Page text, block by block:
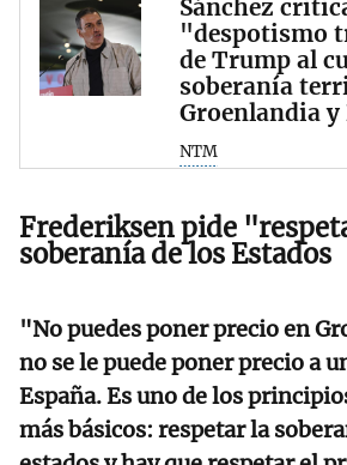
Sánchez
"despotismo
de Trump al
soberanía
Groenlandia
NTM
Frederiksen pide
soberanía de los Estados
"No puedes poner precio en
no se le puede poner precio a
España. Es uno de los
más básicos: respetar la